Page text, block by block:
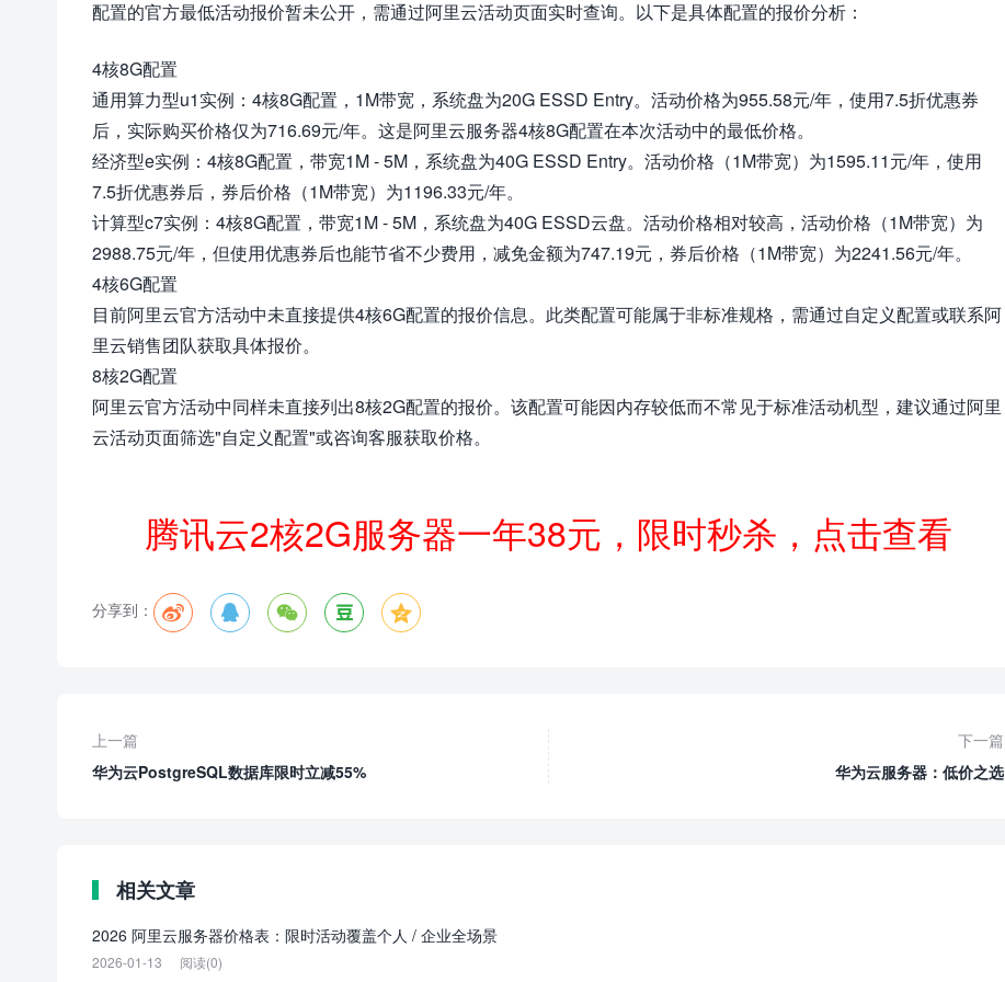
配置的官方最低活动报价暂未公开，需通过阿里云活动页面实时查询。以下是具体配置的报价分析：
4核8G配置
通用算力型u1实例：4核8G配置，1M带宽，系统盘为20G ESSD Entry。活动价格为955.58元/年，使用7.5折优惠券
后，实际购买价格仅为716.69元/年。这是阿里云服务器4核8G配置在本次活动中的最低价格。
经济型e实例：4核8G配置，带宽1M - 5M，系统盘为40G ESSD Entry。活动价格（1M带宽）为1595.11元/年，使用
7.5折优惠券后，券后价格（1M带宽）为1196.33元/年。
计算型c7实例：4核8G配置，带宽1M - 5M，系统盘为40G ESSD云盘。活动价格相对较高，活动价格（1M带宽）为
2988.75元/年，但使用优惠券后也能节省不少费用，减免金额为747.19元，券后价格（1M带宽）为2241.56元/年。
4核6G配置
目前阿里云官方活动中未直接提供4核6G配置的报价信息。此类配置可能属于非标准规格，需通过自定义配置或联系阿
里云销售团队获取具体报价。
8核2G配置
阿里云官方活动中同样未直接列出8核2G配置的报价。该配置可能因内存较低而不常见于标准活动机型，建议通过阿里
云活动页面筛选"自定义配置"或咨询客服获取价格。
腾讯云2核2G服务器一年38元，限时秒杀，点击查看
分享到：     
上一篇
华为云PostgreSQL数据库限时立减55%
下一篇
华为云服务器：低价之选
相关文章
2026 阿里云服务器价格表：限时活动覆盖个人 / 企业全场景
2026-01-13 阅读(0)